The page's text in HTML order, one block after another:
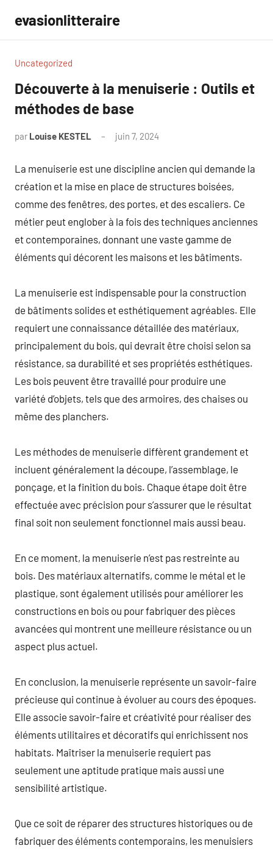
contenu
evasionlitteraire
Uncategorized
Découverte à la menuiserie : Outils et
méthodes de base
par Louise KESTEL juin 7, 2024
La menuiserie est une discipline ancien qui demande la
création et la mise en place de structures boisées,
comme des fenêtres, des portes, et des escaliers. Ce
métier peut englober à la fois des techniques anciennes
et contemporaines, donnant une vaste gamme de
éléments qui décorent les maisons et les bâtiments.
La menuiserie est indispensable pour la construction
de bâtiments solides et esthétiquement agréables. Elle
requiert une connaissance détaillée des matériaux,
principalement du bois, qui devrait être choisi selon sa
résistance, sa durabilité et ses propriétés esthétiques.
Les bois peuvent être travaillé pour produire une
variété d’objets, tels que des armoires, des chaises ou
même des planchers.
Les méthodes de menuiserie diffèrent grandement et
incluent généralement la découpe, l’assemblage, le
ponçage, et la finition du bois. Chaque étape doit être
effectuée avec précision pour s’assurer que le résultat
final soit non seulement fonctionnel mais aussi beau.
En ce moment, la menuiserie n’est pas restreinte au
bois. Des matériaux alternatifs, comme le métal et le
plastique, sont également utilisés pour améliorer les
constructions en bois ou pour fabriquer des pièces
avancées qui montrent une meilleure résistance ou un
aspect plus actuel.
En conclusion, la menuiserie représente un savoir-faire
précieuse qui continue à évoluer au cours des époques.
Elle associe savoir-faire et créativité pour réaliser des
éléments utilitaires et décoratifs qui enrichissent nos
habitats. Maîtriser la menuiserie requiert pas
seulement une aptitude pratique mais aussi une
sensibilité artistique.
Que ce soit de réparer des structures historiques ou de
fabriquer des éléments contemporains, les menuisiers